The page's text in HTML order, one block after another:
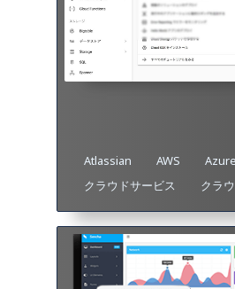
Atlassian AWS Azure
クラウドサービス
クラ